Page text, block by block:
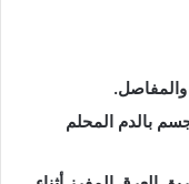
والمفاصل.
بالدم المحلم